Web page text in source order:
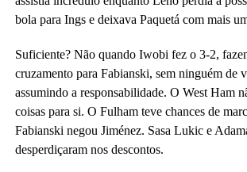
bola para Ings e deixava Paquetá com mais
Suficiente? Não quando Iwobi fez o 3-2,
cruzamento para Fabianski, sem ninguém de
assumindo a responsabilidade. O West Ham
coisas para si. O Fulham teve chances de
Fabianski negou Jiménez. Sasa Lukic e
desperdiçaram nos descontos.